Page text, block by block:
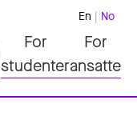
En No
For
studenter
For
ansatte